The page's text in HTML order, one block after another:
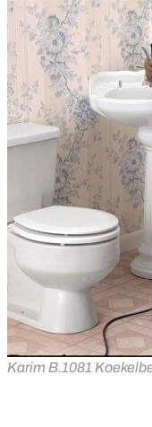
Karim B.1081